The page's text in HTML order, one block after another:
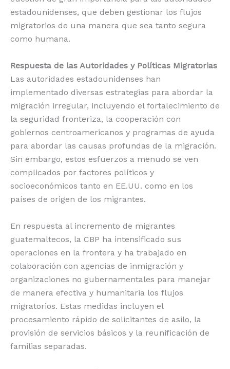
estadounidenses, que deben gestionar los flujos
migratorios de una manera que sea tanto segura
como humana.
Respuesta de las Autoridades y Políticas Migratorias
Las autoridades estadounidenses han
implementado diversas estrategias para abordar la
migración irregular, incluyendo el fortalecimiento de
la seguridad fronteriza, la cooperación con
gobiernos centroamericanos y programas de ayuda
para abordar las causas profundas de la migración.
Sin embargo, estos esfuerzos a menudo se ven
complicados por factores políticos y
socioeconómicos tanto en EE.UU. como en los
países de origen de los migrantes.
En respuesta al incremento de migrantes
guatemaltecos, la CBP ha intensificado sus
operaciones en la frontera y ha trabajado en
colaboración con agencias de inmigración y
organizaciones no gubernamentales para manejar
de manera efectiva y humanitaria los flujos
migratorios. Estas medidas incluyen el
procesamiento rápido de solicitantes de asilo, la
provisión de servicios básicos y la reunificación de
familias separadas.